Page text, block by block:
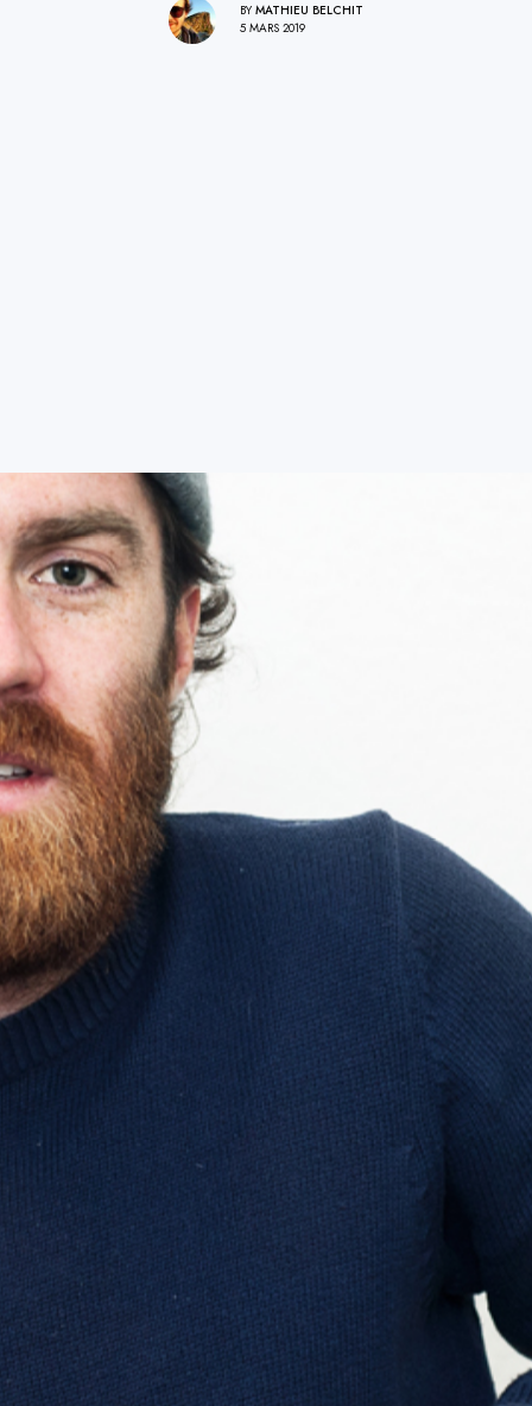
BY MATHIEU BELCHIT
5 MARS 2019